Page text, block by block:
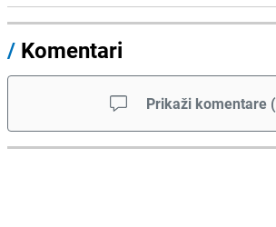
/ Komentari
Prikaži komentare (